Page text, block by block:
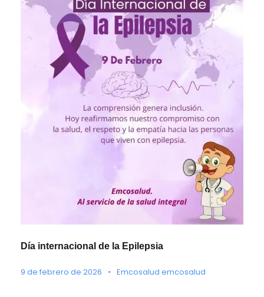
Día internacional de la Epilepsia
9 de febrero de 2026 • Emcosalud emcosalud